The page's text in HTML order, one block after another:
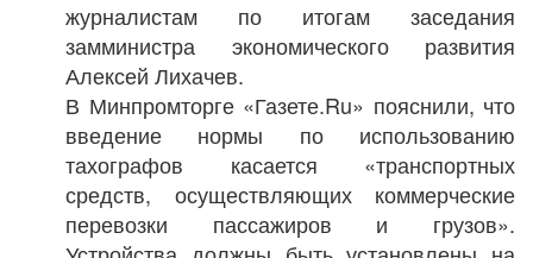
журналистам по итогам заседания
замминистра экономического развития
Алексей Лихачев.
В Минпромторге «Газете.Ru» пояснили, что
введение нормы по использованию
тахографов касается «транспортных
средств, осуществляющих коммерческие
перевозки пассажиров и грузов».